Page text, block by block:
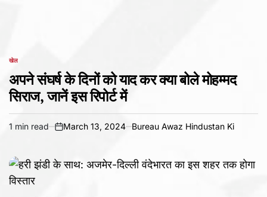
POSTED
खेल
अपने संघर्ष के दिनों को याद कर क्या बोले मोहम्मद
सिराज, जानें इस रिपोर्ट में
Estimated
time
1 min read
on
March 13, 2024 Bureau Awaz Hindustan Ki